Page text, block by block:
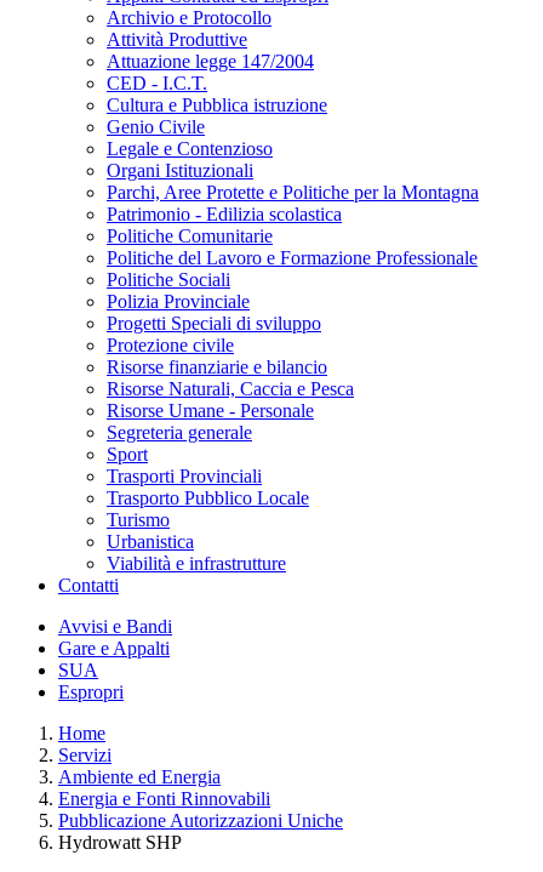
Archivio e Protocollo
Attività Produttive
Attuazione legge 147/2004
CED - I.C.T.
Cultura e Pubblica istruzione
Genio Civile
Legale e Contenzioso
Organi Istituzionali
Parchi, Aree Protette e Politiche per la Montagna
Patrimonio - Edilizia scolastica
Politiche Comunitarie
Politiche del Lavoro e Formazione Professionale
Politiche Sociali
Polizia Provinciale
Progetti Speciali di sviluppo
Protezione civile
Risorse finanziarie e bilancio
Risorse Naturali, Caccia e Pesca
Risorse Umane - Personale
Segreteria generale
Sport
Trasporti Provinciali
Trasporto Pubblico Locale
Turismo
Urbanistica
Viabilità e infrastrutture
Contatti
Avvisi e Bandi
Gare e Appalti
SUA
Espropri
Home
Servizi
Ambiente ed Energia
Energia e Fonti Rinnovabili
Pubblicazione Autorizzazioni Uniche
Hydrowatt SHP